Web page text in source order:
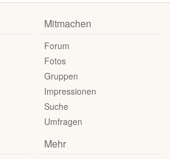
Mitmachen
Forum
Fotos
Gruppen
Impressionen
Suche
Umfragen
Mehr